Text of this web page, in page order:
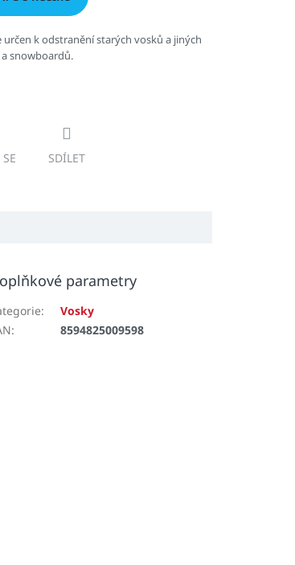
určen k odstranění starých vosků a jiných
snowboardů.
SDÍLET
parametry
:
Vosky
: 8594825009598